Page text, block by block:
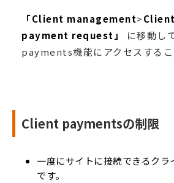
「Client management>
payment request」
に移動し
payments機能にアクセスするこ
Client paymentsの制限
一度にサイトに接続できるクラ
です。